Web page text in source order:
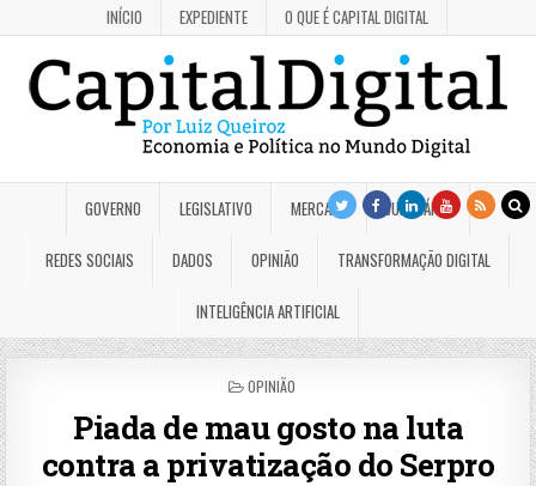
INÍCIO EXPEDIENTE O QUE É CAPITAL DIGITAL
GOVERNO LEGISLATIVO MERCADO JUDICIÁRIO
REDES SOCIAIS DADOS OPINIÃO TRANSFORMAÇÃO DIGITAL
INTELIGÊNCIA ARTIFICIAL
POSTED
OPINIÃO
Piada de mau gosto na luta
contra a privatização do Serpro